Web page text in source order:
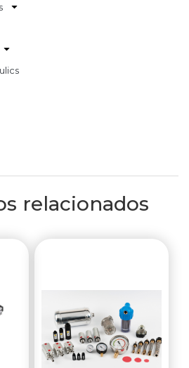
relacionados